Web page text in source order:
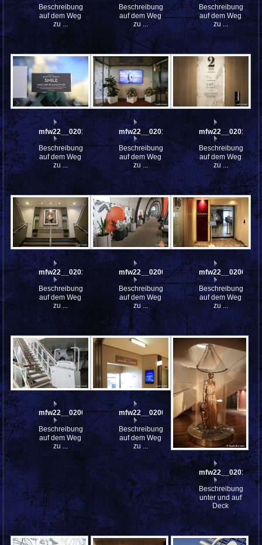
Beschreibung:
auf dem Weg
zu ...
Beschreibung:
auf dem Weg
zu ...
Beschreibung:
auf dem Weg
zu ...
mfw22__0201348
Beschreibung:
auf dem Weg
zu ...
mfw22__0201346
Beschreibung:
auf dem Weg
zu ...
mfw22__0201071
Beschreibung:
auf dem Weg
zu ...
mfw22__0201060
Beschreibung:
auf dem Weg
zu ...
mfw22__0200947
Beschreibung:
auf dem Weg
zu ...
mfw22__0200775
Beschreibung:
auf dem Weg
zu ...
mfw22__0200746
Beschreibung:
auf dem Weg
zu ...
mfw22__0200744
Beschreibung:
auf dem Weg
zu ...
mfw22__0201592
Beschreibung:
unter und auf
Deck